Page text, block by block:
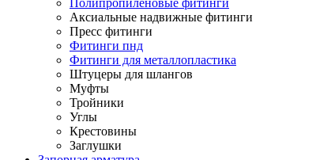
Полипропиленовые фитинги
Аксиальные надвижные фитинги
Пресс фитинги
Фитинги пнд
Фитинги для металлопластика
Штуцеры для шлангов
Муфты
Тройники
Углы
Крестовины
Заглушки